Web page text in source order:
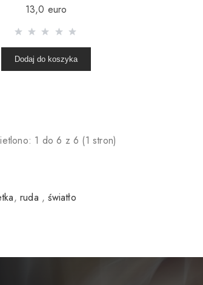
13,0 euro
Dodaj do koszyka
1 do 6 z 6 (1 stron)
,ruda ,światło